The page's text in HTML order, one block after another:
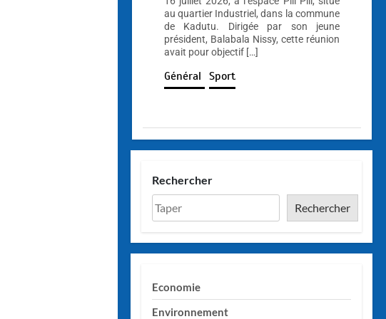
au quartier Industriel, dans la commune
de Kadutu. Dirigée par son jeune
président, Balabala Nissy, cette réunion
avait pour objectif […]
Général Sport
Rechercher
Rechercher
Economie
Environnement